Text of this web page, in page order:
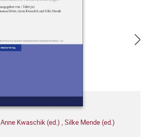
Anne Kwaschik (ed.) , Silke Mende (ed.)